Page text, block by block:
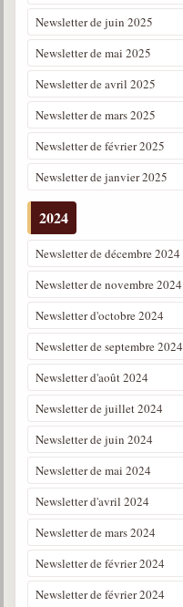
Newsletter de juin 2025
Newsletter de mai 2025
Newsletter de avril 2025
Newsletter de mars 2025
Newsletter de février 2025
Newsletter de janvier 2025
2024
Newsletter de décembre 2024
Newsletter de novembre 2024
Newsletter d'octobre 2024
Newsletter de septembre 2024
Newsletter d'août 2024
Newsletter de juillet 2024
Newsletter de juin 2024
Newsletter de mai 2024
Newsletter d'avril 2024
Newsletter de mars 2024
Newsletter de février 2024
Newsletter de février 2024